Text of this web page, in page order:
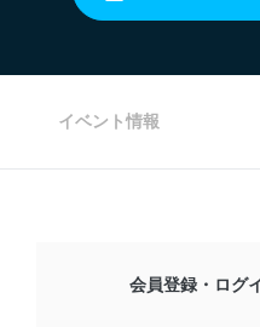
イベント情報
会員登録・ログ